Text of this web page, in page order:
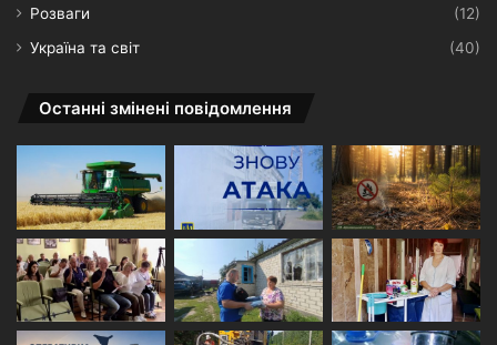
Розваги
(12)
Україна та світ
(40)
Останні змінені повідомлення